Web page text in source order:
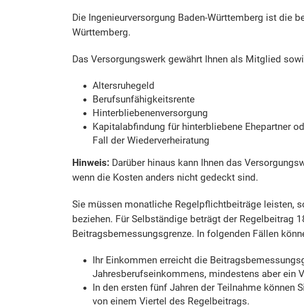
Die Ingenieurversorgung Baden-Württemberg ist die
Württemberg.
Das Versorgungswerk gewährt Ihnen als Mitglied
Altersruhegeld
Berufsunfähigkeitsrente
Hinterbliebenenversorgung
Kapitalabfindung für hinterbliebene Ehepartner
Fall der Wiederverheiratung
Hinweis: Darüber hinaus kann Ihnen das
wenn die Kosten anders nicht gedeckt sind.
Sie müssen monatliche Regelpflichtbeiträge leisten,
beziehen. Für Selbständige beträgt der Regelbeitrag
Beitragsbemessungsgrenze. In folgenden Fällen
Ihr Einkommen erreicht die
Jahresberufseinkommens, mindestens aber ein
In den ersten fünf Jahren der Teilnahme können
von einem Viertel des Regelbeitrags.